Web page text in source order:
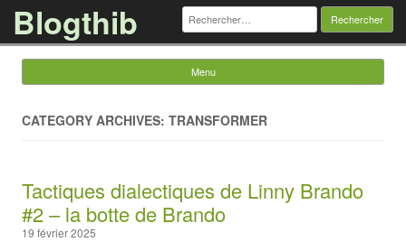
Blogthib Rechercher :
Menu
CATEGORY ARCHIVES: TRANSFORMER
Tactiques dialectiques de Linny Brando
#2 – la botte de Brando
19 février 2025